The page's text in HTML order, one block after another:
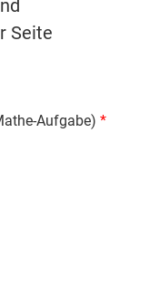
Seite
Aufgabe)